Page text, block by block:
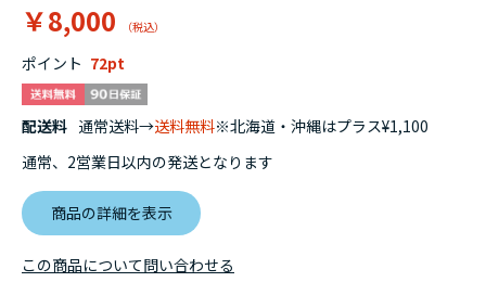
￥8,000
ポイント 72
配送料 通常送料→送料無料※北海道・沖縄はプラス¥1,100
通常、2営業日以内の発送となります
商品の詳細を表示
この商品について問い合わせる